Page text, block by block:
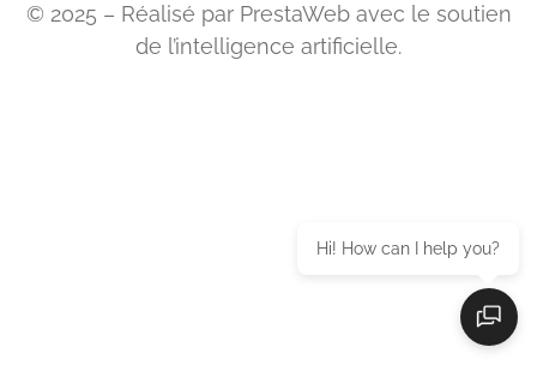
© 2025 – Réalisé par PrestaWeb avec le soutien
de l’intelligence artificielle.
Hi! How can I help you?